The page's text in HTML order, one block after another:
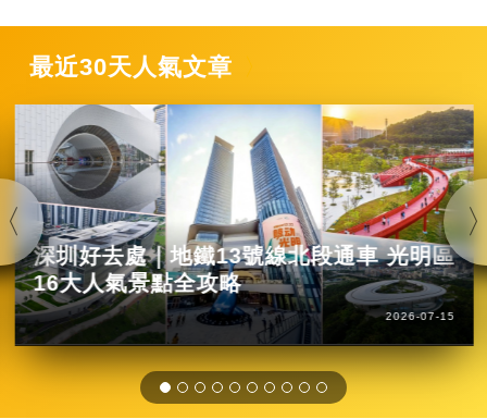
最近30天人氣文章
深圳好去處｜地鐵13號線北段通車 光明區
16大人氣景點全攻略
2026-07-15